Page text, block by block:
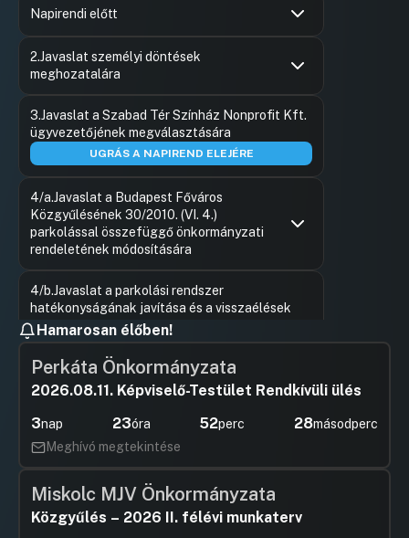
Napirendi előtt
2.Javaslat személyi döntések
meghozatalára
3.Javaslat a Szabad Tér Színház Nonprofit Kft.
ügyvezetőjének megválasztására
UGRÁS A NAPIREND ELEJÉRE
4/a.Javaslat a Budapest Főváros
Közgyűlésének 30/2010. (VI. 4.)
parkolással összefüggő önkormányzati
rendeletének módosítására
4/b.Javaslat a parkolási rendszer
hatékonyságának javítása és a visszaélések
csökkentése érdekében a Budapest főváros
közigazgatási területén a járművel várakozás
rendjének egységes kialakításáról, a várakozás
díjáról és az üzemképtelen járművek
tárolásának szabályozásáról szóló 30/2010. (VI.
UGRÁS A NAPIREND ELEJÉRE
és a Hajdúdorogi Metropolitai Egyház közötti, a
1081 Budapest, Bezerédi utca 16/a. szám alatti
ingatlant érintő haszonkölcsön szerződés 2.
Hamarosan élőben!
Perkáta Önkormányzata
2026.08.11. Képviselő-Testület Rendkívüli ülés
3nap 23óra 52perc 27másodperc
Meghívó megtekintése
Miskolc MJV Önkormányzata
Közgyűlés – 2026 II. félévi munkaterv